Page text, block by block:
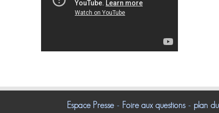
Espace Presse - Foire aux questions - plan